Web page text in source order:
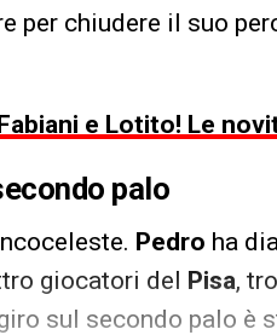
per chiudere il suo
e Lotito! Le
palo
Pedro ha
giocatori del Pisa,
sul secondo palo è